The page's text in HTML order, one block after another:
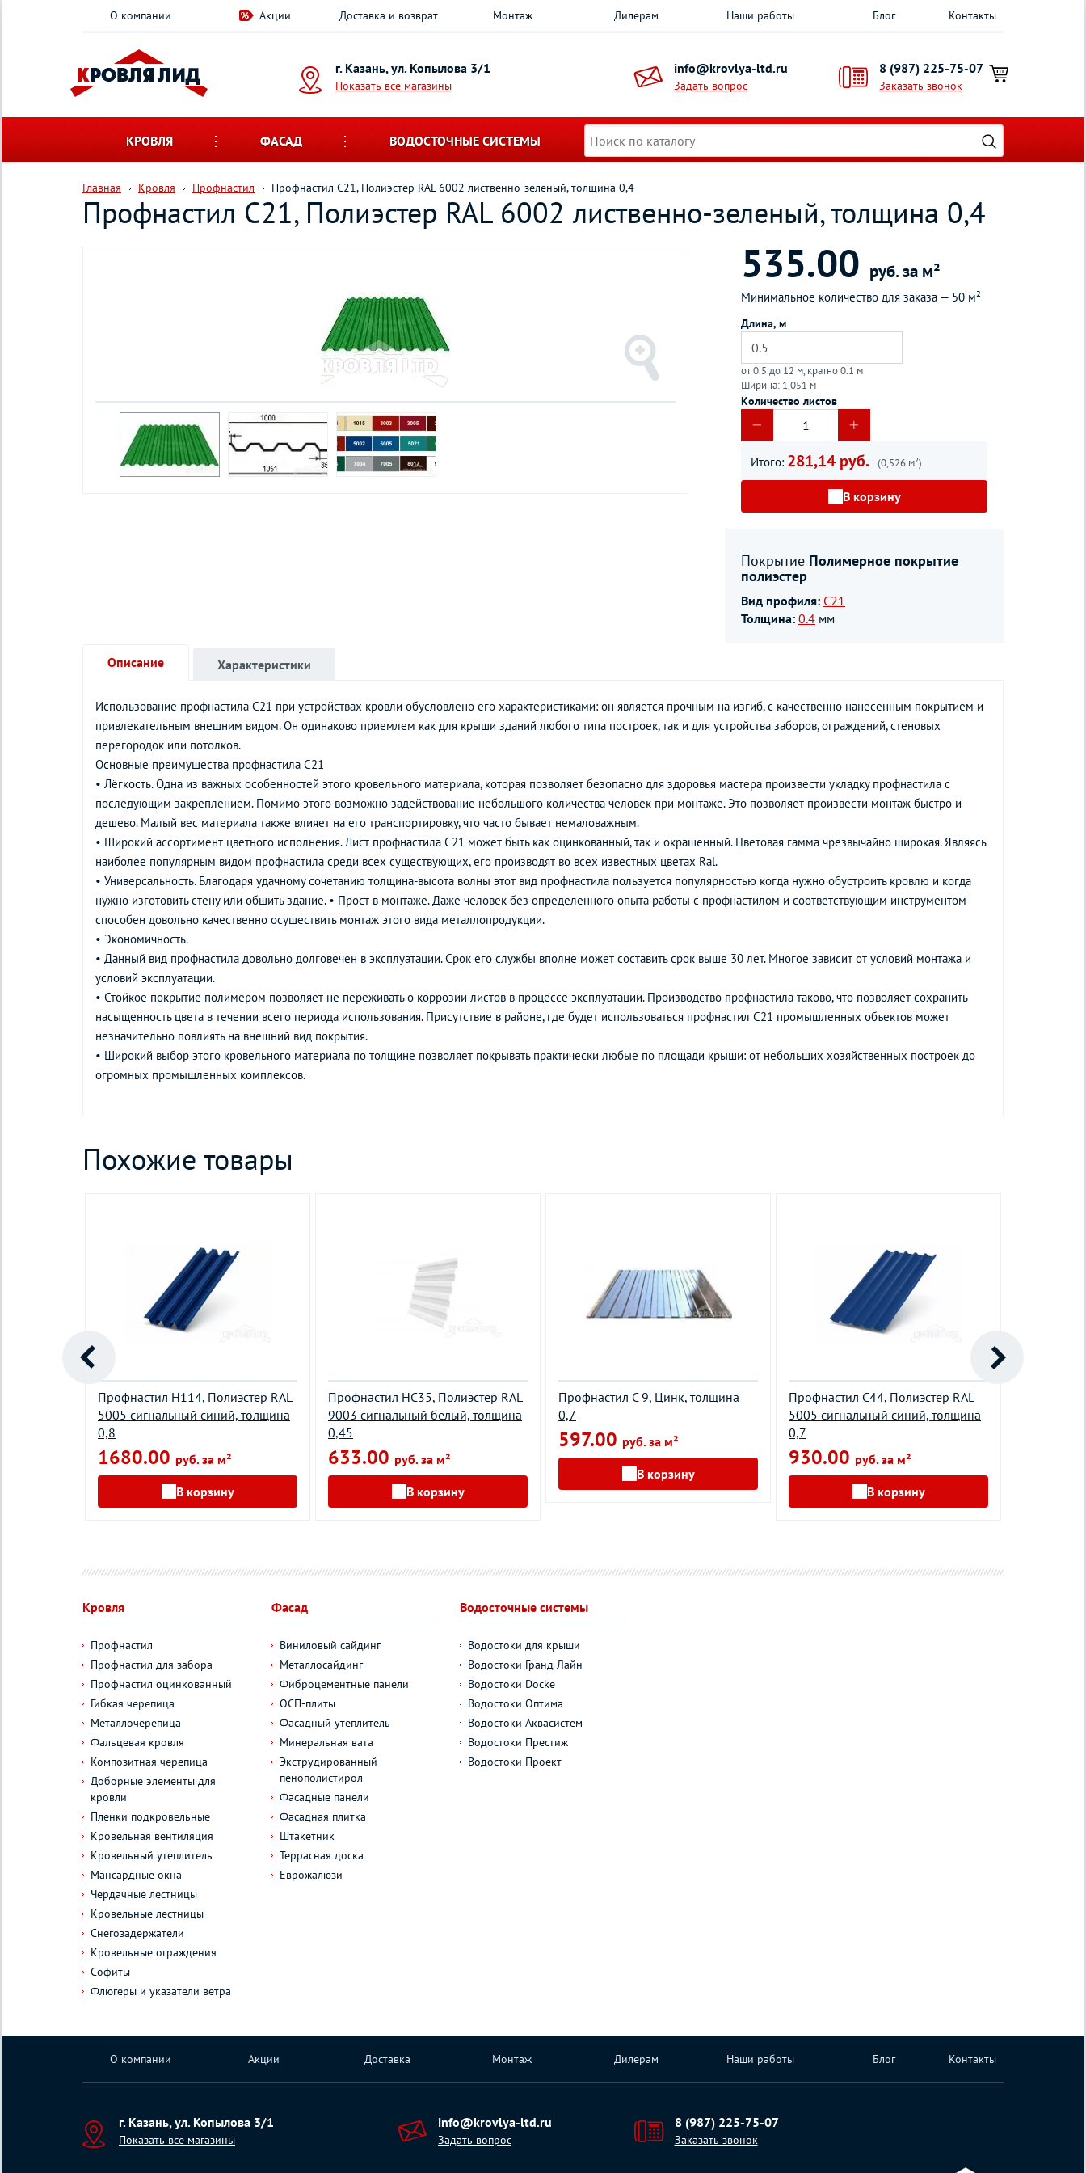
О компании Акции Доставка и возврат Монтаж Дилерам Наши работы Блог Контакты
г. Казань, ул. Копылова 3/1
Показать все магазины
info@krovlya-ltd.ru
Задать вопрос
8 (987) 225-75-07
Заказать звонок
КРОВЛЯ ФАСАД ВОДОСТОЧНЫЕ СИСТЕМЫ
Главная Кровля Профнастил Профнастил С21, Полиэстер RAL 6002 лиственно-зеленый, толщина 0,4
Профнастил С21, Полиэстер RAL 6002 лиственно-зеленый, толщина 0,4
535.00 руб. за м²
Минимальное количество для заказа — 50 м²
Длина, м
от 0.5 до 12 м, кратно 0.1 м
Ширина: 1,051 м
Количество листов
Итого: 281,14 руб. (0,526 м²)
В корзину
Покрытие Полимерное покрытие
полиэстер
Вид профиля: С21
Толщина: 0.4 мм
Описание
Использование профнастила С21 при устройствах кровли обусловлено его характеристиками: он является прочным на изгиб, с качественно нанесённым покрытием и
привлекательным внешним видом. Он одинаково приемлем как для крыши зданий любого типа построек, так и для устройства заборов, ограждений, стеновых
перегородок или потолков.
Основные преимущества профнастила С21
• Лёгкость. Одна из важных особенностей этого кровельного материала, которая позволяет безопасно для здоровья мастера произвести укладку профнастила с
последующим закреплением. Помимо этого возможно задействование небольшого количества человек при монтаже. Это позволяет произвести монтаж быстро и
дешево. Малый вес материала также влияет на его транспортировку, что часто бывает немаловажным.
• Широкий ассортимент цветного исполнения. Лист профнастила С21 может быть как оцинкованный, так и окрашенный. Цветовая гамма чрезвычайно широкая. Являясь
наиболее популярным видом профнастила среди всех существующих, его производят во всех известных цветах Ral.
• Универсальность. Благодаря удачному сочетанию толщина-высота волны этот вид профнастила пользуется популярностью когда нужно обустроить кровлю и когда
нужно изготовить стену или обшить здание. • Прост в монтаже. Даже человек без определённого опыта работы с профнастилом и соответствующим инструментом
способен довольно качественно осуществить монтаж этого вида металлопродукции.
• Экономичность.
• Данный вид профнастила довольно долговечен в эксплуатации. Срок его службы вполне может составить срок выше 30 лет. Многое зависит от условий монтажа и
условий эксплуатации.
• Стойкое покрытие полимером позволяет не переживать о коррозии листов в процессе эксплуатации. Производство профнастила таково, что позволяет сохранить
насыщенность цвета в течении всего периода использования. Присутствие в районе, где будет использоваться профнастил С21 промышленных объектов может
незначительно повлиять на внешний вид покрытия.
• Широкий выбор этого кровельного материала по толщине позволяет покрывать практически любые по площади крыши: от небольших хозяйственных построек до
огромных промышленных комплексов.
Характеристики
Похожие товары
Профнастил H114, Полиэстер RAL
5005 сигнальный синий, толщина
0,8
1680.00 руб. за м²
В корзину
Профнастил НС35, Полиэстер RAL
9003 сигнальный белый, толщина
0,45
633.00 руб. за м²
В корзину
Профнастил С 9, Цинк, толщина
0,7
597.00 руб. за м²
В корзину
Профнастил С44, Полиэстер RAL
5005 сигнальный синий, толщина
0,7
930.00 руб. за м²
В корзину
Кровля
Профнастил
Профнастил для забора
Профнастил оцинкованный
Гибкая черепица
Металлочерепица
Фальцевая кровля
Композитная черепица
Доборные элементы для
кровли
Пленки подкровельные
Кровельная вентиляция
Кровельный утеплитель
Мансардные окна
Чердачные лестницы
Кровельные лестницы
Снегозадержатели
Кровельные ограждения
Софиты
Флюгеры и указатели ветра
Фасад
Виниловый сайдинг
Металлосайдинг
Фиброцементные панели
ОСП-плиты
Фасадный утеплитель
Минеральная вата
Экструдированный
пенополистирол
Фасадные панели
Фасадная плитка
Штакетник
Террасная доска
Еврожалюзи
Водосточные системы
Водостоки для крыши
Водостоки Гранд Лайн
Водостоки Docke
Водостоки Оптима
Водостоки Аквасистем
Водостоки Престиж
Водостоки Проект
О компании Акции Доставка Монтаж Дилерам Наши работы Блог Контакты
г. Казань, ул. Копылова 3/1
Показать все магазины
info@krovlya-ltd.ru
Задать вопрос
8 (987) 225-75-07
Заказать звонок